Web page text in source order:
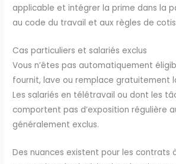
applicable et intégrer la prime dans la
au code du travail et aux règles de
Cas particuliers et salariés exclus
Vous n’êtes pas automatiquement
fournit, lave ou remplace gratuitement
Les salariés en télétravail ou dont les
comportent pas d’exposition régulière
généralement exclus.
Des nuances existent pour les contrats